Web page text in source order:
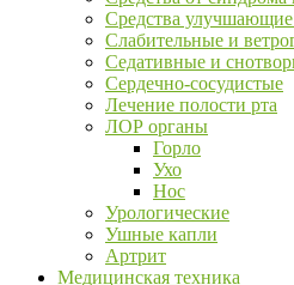
Средства
Слабительные и
Седативные и
Сердечно-сосудистые
Лечение полости рта
ЛОР органы
Горло
Ухо
Нос
Урологические
Ушные капли
Артрит
Медицинская техника